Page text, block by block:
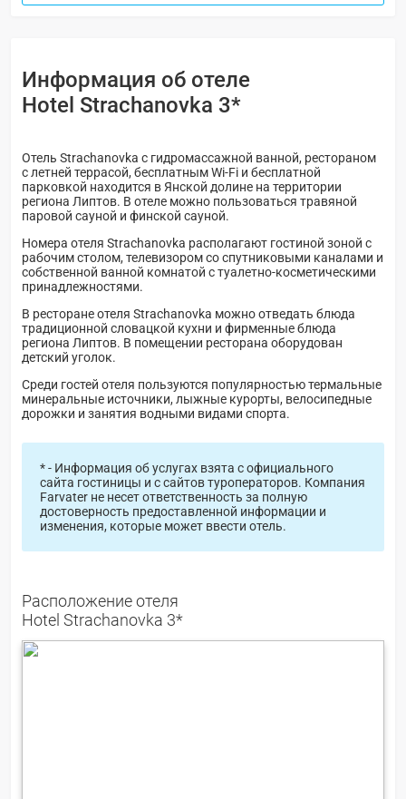
Информация об отеле
Hotel Strachanovka 3*
Отель Strachanovka с гидромассажной ванной, рестораном
с летней террасой, бесплатным Wi-Fi и бесплатной
парковкой находится в Янской долине на территории
региона Липтов. В отеле можно пользоваться травяной
паровой сауной и финской сауной.
Номера отеля Strachanovka располагают гостиной зоной с
рабочим столом, телевизором со спутниковыми каналами и
собственной ванной комнатой с туалетно-косметическими
принадлежностями.
В ресторане отеля Strachanovka можно отведать блюда
традиционной словацкой кухни и фирменные блюда
региона Липтов. В помещении ресторана оборудован
детский уголок.
Среди гостей отеля пользуются популярностью термальные
минеральные источники, лыжные курорты, велосипедные
дорожки и занятия водными видами спорта.
* - Информация об услугах взята с официального
сайта гостиницы и с сайтов туроператоров. Компания
Farvater не несет ответственность за полную
достоверность предоставленной информации и
изменения, которые может ввести отель.
Расположение отеля
Hotel Strachanovka 3*